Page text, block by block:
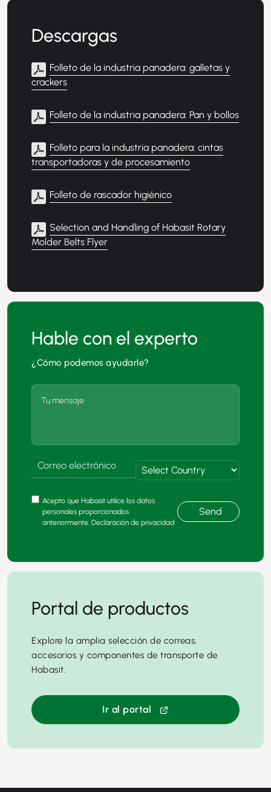
Descargas
Folleto de la industria panadera: galletas y
crackers
Folleto de la industria panadera: Pan y bollos
Folleto para la industria panadera: cintas
transportadoras y de procesamiento
Folleto de rascador higiénico
Selection and Handling of Habasit Rotary
Molder Belts Flyer
Hable con el experto
¿Cómo podemos ayudarle?
Acepto que Habasit utilice los datos
personales proporcionados
anteriormente. Declaración de privacidad
Send
Portal de productos
Explore la amplia selección de correas,
accesorios y componentes de transporte de
Habasit.
Ir al portal